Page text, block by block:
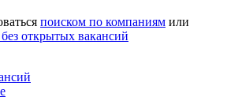
поиском по компаниям или
открытых вакансий